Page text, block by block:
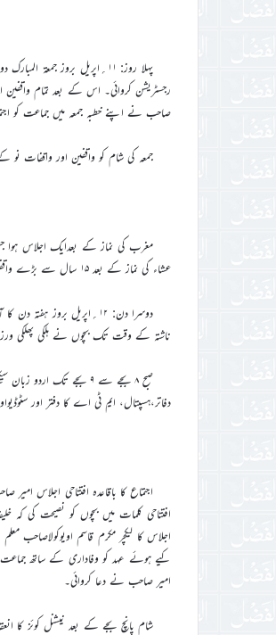
پہلا روز: ۱۱؍اپریل بروز
رجسٹریشن کروائی۔ اس کے بعد تمام واقفین
صاحب نے اپنے خطبہ جمعہ میں جماعت کو
جمعہ کی شام کو واقفین اور واقفات نو
مغرب کی نماز کے بعدایک اجلاس
عشاء کی نماز کے بعد ۱۵ سال سے بڑے واقفین نو کا ایک اجلاس ہوا جس میں تجدید عہد وقف نوکے بارے میں معلومات دی گئیں۔
دوسرا دن: ۱۲؍اپریل بروز
ناشتہ کے وقت تک بچوں نے ہلکی پھلکی
صبح ۸ بجے سے ۹ بجے تک
دفاتر،ہسپتال، ایم ٹی اے کا دفتر اور
اجتماع کا باقاعدہ افتتاحی اجلاس
افتتاحی کلمات میں بچوں کو نصیحت کی
اجلاس کا لیکچر مکرم قاسم
کیے ہوئے عہد کو وفاداری کے ساتھ
امیر صاحب نے دعا کروائی۔
شام پانچ بجے کے بعد نیشنل کوئز کا